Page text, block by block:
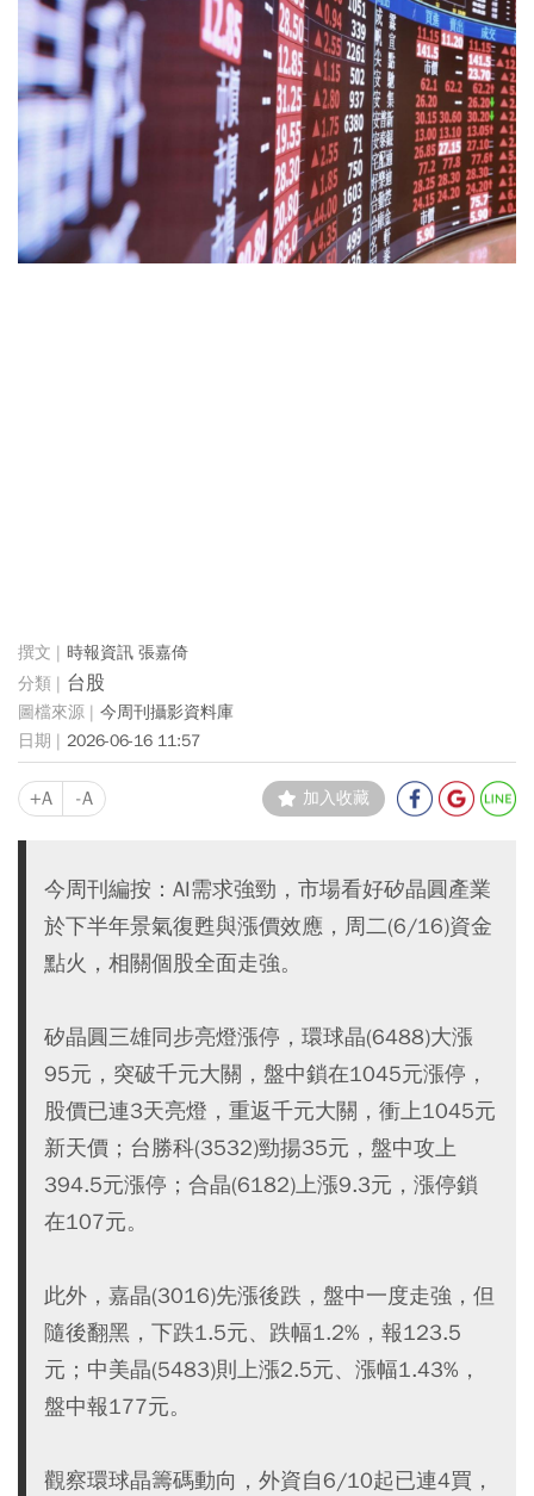
時報資訊 張嘉倚
台股
今周刊攝影資料庫
2026-06-16 11:57
+A -A 加入收藏
今周刊編按：AI需求強勁，市場看好矽晶圓產業
於下半年景氣復甦與漲價效應，周二(6/16)資金
點火，相關個股全面走強。
矽晶圓三雄同步亮燈漲停，環球晶(6488)大漲
95元，突破千元大關，盤中鎖在1045元漲停，
股價已連3天亮燈，重返千元大關，衝上1045元
新天價；台勝科(3532)勁揚35元，盤中攻上
394.5元漲停；合晶(6182)上漲9.3元，漲停鎖
在107元。
此外，嘉晶(3016)先漲後跌，盤中一度走強，但
隨後翻黑，下跌1.5元、跌幅1.2%，報123.5
元；中美晶(5483)則上漲2.5元、漲幅1.43%，
盤中報177元。
觀察環球晶籌碼動向，外資自6/10起已連4買，